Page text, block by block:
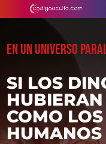
EN UN UNIVERSO
SI LOS
COMO LOS
HUMANOS